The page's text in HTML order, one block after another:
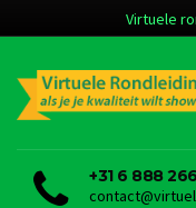
Virtuele
+31 6 888